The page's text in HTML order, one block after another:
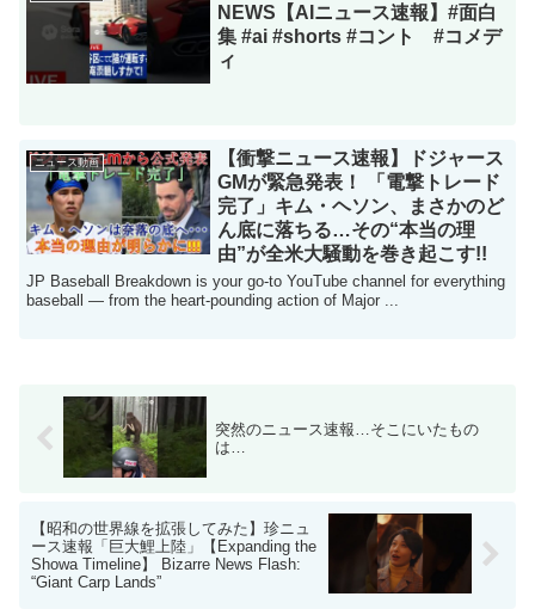
NEWS【AIニュース速報】#面白
集 #ai #shorts #コント #コメデ
ィ
ニュース動画
【衝撃ニュース速報】ドジャース
GMが緊急発表！ 「電撃トレード
完了」キム・ヘソン、まさかのど
ん底に落ちる…その“本当の理
由”が全米大騒動を巻き起こす!!
JP Baseball Breakdown is your go-to YouTube channel for everything
baseball — from the heart-pounding action of Major ...
突然のニュース速報…そこにいたもの
は…
【昭和の世界線を拡張してみた】珍ニュ
ース速報「巨大鯉上陸」【Expanding the
Showa Timeline】 Bizarre News Flash:
“Giant Carp Lands”